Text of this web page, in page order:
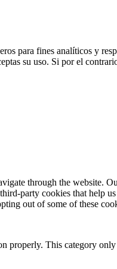
para fines analíticos y
su uso. Si por el
through the website.
party cookies that help
out of some of these
properly. This category